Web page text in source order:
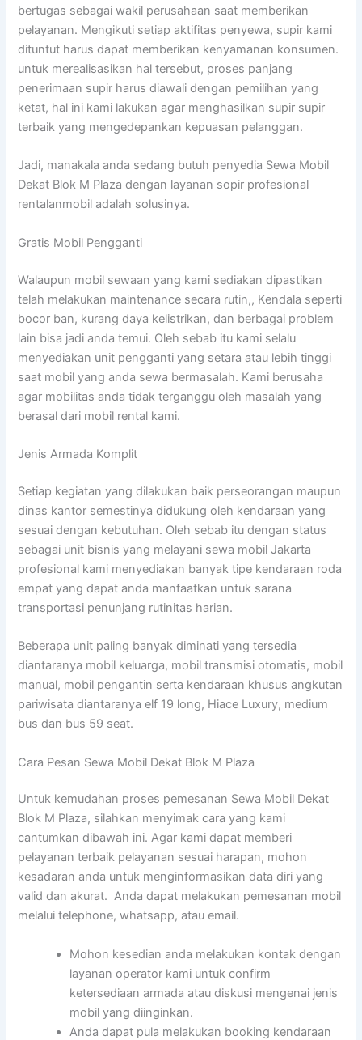
bertugas sebagai wakil perusahaan saat memberikan
pelayanan. Mengikuti setiap aktifitas penyewa, supir kami
dituntut harus dapat memberikan kenyamanan konsumen.
untuk merealisasikan hal tersebut, proses panjang
penerimaan supir harus diawali dengan pemilihan yang
ketat, hal ini kami lakukan agar menghasilkan supir supir
terbaik yang mengedepankan kepuasan pelanggan.
Jadi, manakala anda sedang butuh penyedia Sewa Mobil
Dekat Blok M Plaza dengan layanan sopir profesional
rentalanmobil adalah solusinya.
Gratis Mobil Pengganti
Walaupun mobil sewaan yang kami sediakan dipastikan
telah melakukan maintenance secara rutin,, Kendala seperti
bocor ban, kurang daya kelistrikan, dan berbagai problem
lain bisa jadi anda temui. Oleh sebab itu kami selalu
menyediakan unit pengganti yang setara atau lebih tinggi
saat mobil yang anda sewa bermasalah. Kami berusaha
agar mobilitas anda tidak terganggu oleh masalah yang
berasal dari mobil rental kami.
Jenis Armada Komplit
Setiap kegiatan yang dilakukan baik perseorangan maupun
dinas kantor semestinya didukung oleh kendaraan yang
sesuai dengan kebutuhan. Oleh sebab itu dengan status
sebagai unit bisnis yang melayani sewa mobil Jakarta
profesional kami menyediakan banyak tipe kendaraan roda
empat yang dapat anda manfaatkan untuk sarana
transportasi penunjang rutinitas harian.
Beberapa unit paling banyak diminati yang tersedia
diantaranya mobil keluarga, mobil transmisi otomatis, mobil
manual, mobil pengantin serta kendaraan khusus angkutan
pariwisata diantaranya elf 19 long, Hiace Luxury, medium
bus dan bus 59 seat.
Cara Pesan Sewa Mobil Dekat Blok M Plaza
Untuk kemudahan proses pemesanan Sewa Mobil Dekat
Blok M Plaza, silahkan menyimak cara yang kami
cantumkan dibawah ini. Agar kami dapat memberi
pelayanan terbaik pelayanan sesuai harapan, mohon
kesadaran anda untuk menginformasikan data diri yang
valid dan akurat. Anda dapat melakukan pemesanan mobil
melalui telephone, whatsapp, atau email.
Mohon kesedian anda melakukan kontak dengan
layanan operator kami untuk confirm
ketersediaan armada atau diskusi mengenai jenis
mobil yang diinginkan.
Anda dapat pula melakukan booking kendaraan